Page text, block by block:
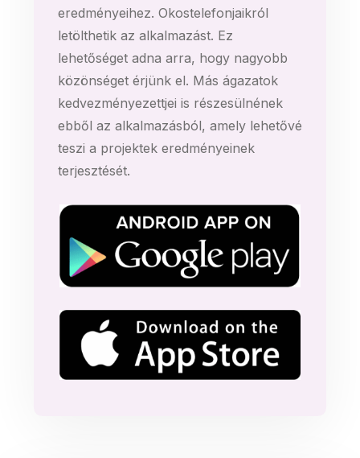
eredményeihez. Okostelefonjaikról
letölthetik az alkalmazást. Ez
lehetőséget adna arra, hogy nagyobb
közönséget érjünk el. Más ágazatok
kedvezményezettjei is részesülnének
ebből az alkalmazásból, amely lehetővé
teszi a projektek eredményeinek
terjesztését.